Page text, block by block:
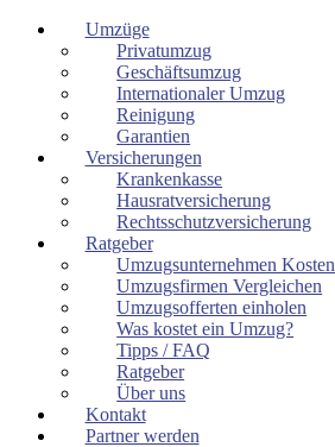
Umzüge
Privatumzug
Geschäftsumzug
Internationaler Umzug
Reinigung
Garantien
Versicherungen
Krankenkasse
Hausratversicherung
Rechtsschutzversicherung
Ratgeber
Umzugsunternehmen Kosten
Umzugsfirmen Vergleichen
Umzugsofferten einholen
Was kostet ein Umzug?
Tipps / FAQ
Ratgeber
Über uns
Kontakt
Partner werden